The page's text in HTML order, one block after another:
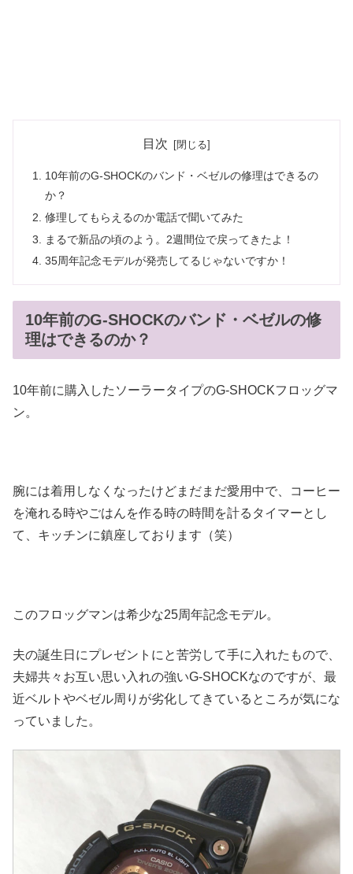
目次
10年前のG-SHOCKのバンド・ベゼルの修理はできるの
か？
修理してもらえるのか電話で聞いてみた
まるで新品の頃のよう。2週間位で戻ってきたよ！
35周年記念モデルが発売してるじゃないですか！
10年前のG-SHOCKのバンド・ベゼルの修
理はできるのか？
10年前に購入したソーラータイプのG-SHOCKフロッグマ
ン。
腕には着用しなくなったけどまだまだ愛用中で、コーヒー
を淹れる時やごはんを作る時の時間を計るタイマーとし
て、キッチンに鎮座しております（笑）
このフロッグマンは希少な25周年記念モデル。
夫の誕生日にプレゼントにと苦労して手に入れたもので、
夫婦共々お互い思い入れの強いG-SHOCKなのですが、最
近ベルトやベゼル周りが劣化してきているところが気にな
っていました。